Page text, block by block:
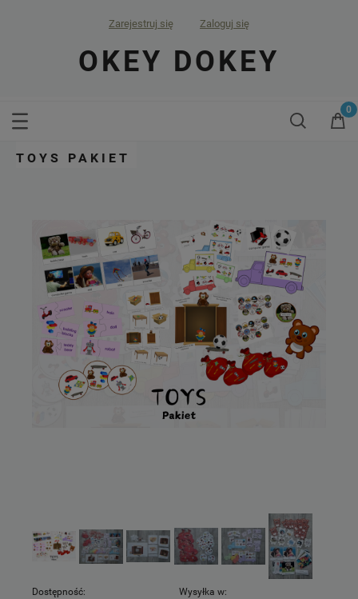
Zarejestruj się Zaloguj się
OKEY DOKEY
TOYS PAKIET
Dostępność:
Wysyłka w: